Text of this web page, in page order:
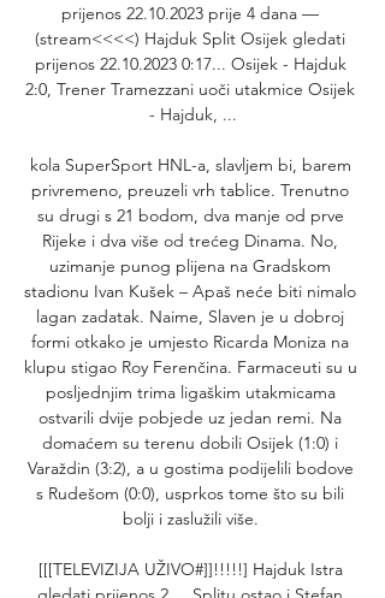
prijenos 22.10.2023 prije 4 dana —
(stream<<<<) Hajduk Split Osijek gledati
prijenos 22.10.2023 0:17... Osijek - Hajduk
2:0, Trener Tramezzani uoči utakmice Osijek
- Hajduk, ...
kola SuperSport HNL-a, slavljem bi, barem
privremeno, preuzeli vrh tablice. Trenutno
su drugi s 21 bodom, dva manje od prve
Rijeke i dva više od trećeg Dinama. No,
uzimanje punog plijena na Gradskom
stadionu Ivan Kušek – Apaš neće biti nimalo
lagan zadatak. Naime, Slaven je u dobroj
formi otkako je umjesto Ricarda Moniza na
klupu stigao Roy Ferenčina. Farmaceuti su u
posljednjim trima ligaškim utakmicama
ostvarili dvije pobjede uz jedan remi. Na
domaćem su terenu dobili Osijek (1:0) i
Varaždin (3:2), a u gostima podijelili bodove
s Rudešom (0:0), usprkos tome što su bili
bolji i zaslužili više.
[[[TELEVIZIJA UŽIVO#]]!!!!!] Hajduk Istra